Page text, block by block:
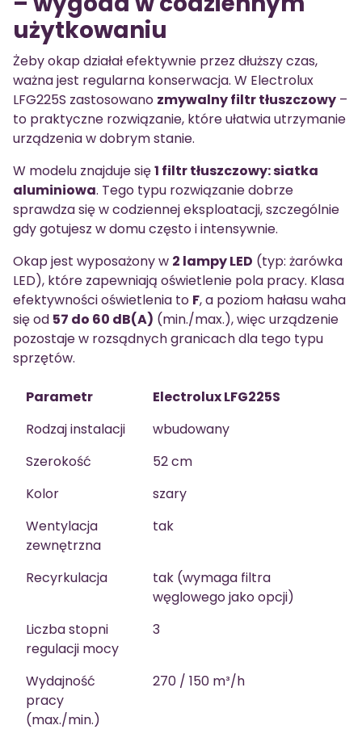
użytkowaniu
Żeby okap działał efektywnie przez dłuższy czas,
ważna jest regularna konserwacja. W Electrolux
LFG225S zastosowano zmywalny filtr tłuszczowy –
to praktyczne rozwiązanie, które ułatwia utrzymanie
urządzenia w dobrym stanie.
W modelu znajduje się1 filtr tłuszczowy: siatka
aluminiowa. Tego typu rozwiązanie dobrze
sprawdza się w codziennej eksploatacji, szczególnie
gdy gotujesz w domu często i intensywnie.
Okap jest wyposażony w 2 lampy LED (typ: żarówka
LED), które zapewniają oświetlenie pola pracy. Klasa
efektywności oświetlenia to F, a poziom hałasu waha
się od 57 do 60 dB(A) (min./max.), więc urządzenie
pozostaje w rozsądnych granicach dla tego typu
sprzętów.
Parametr
Electrolux LFG225S
Rodzaj instalacji
wbudowany
Szerokość
52 cm
Kolor
szary
Wentylacja
zewnętrzna
tak
Recyrkulacja
tak (wymaga filtra
węglowego jako opcji)
Liczba stopni
regulacji mocy
3
Wydajność
pracy
(max./min.)
270 / 150 m³/h